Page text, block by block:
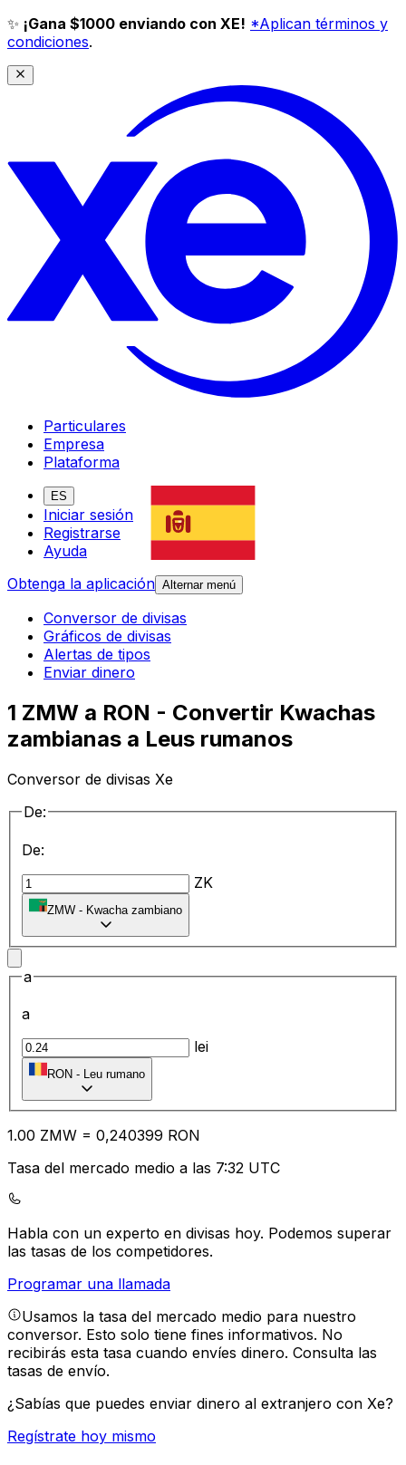
✨ ¡Gana $1000 enviando con XE! *Aplican términos y
condiciones.
Particulares
Empresa
Plataforma
ES
Iniciar sesión
Registrarse
Ayuda
Obtenga la aplicación Alternar menú
Conversor de divisas
Gráficos de divisas
Alertas de tipos
Enviar dinero
1 ZMW a RON - Convertir Kwachas
zambianas a Leus rumanos
Conversor de divisas Xe
De:
De:
ZK
ZMW - Kwacha zambiano
a
a
lei
RON - Leu rumano
1.00 ZMW = 0,240399 RON
Tasa del mercado medio a las 7:32 UTC
Habla con un experto en divisas hoy. Podemos superar
las tasas de los competidores.
Programar una llamada
Usamos la tasa del mercado medio para nuestro
conversor. Esto solo tiene fines informativos. No
recibirás esta tasa cuando envíes dinero. Consulta las
tasas de envío.
¿Sabías que puedes enviar dinero al extranjero con Xe?
Regístrate hoy mismo